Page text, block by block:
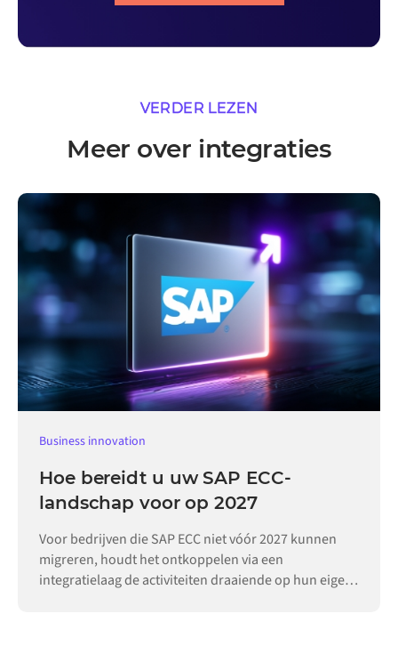
VERDER LEZEN
Meer over integraties
Business innovation
Hoe bereidt u uw SAP ECC-
landschap voor op 2027
Voor bedrijven die SAP ECC niet vóór 2027 kunnen
migreren, houdt het ontkoppelen via een
integratielaag de activiteiten draaiende op hun eigen